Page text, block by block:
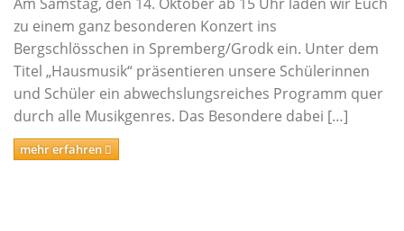
einem
vielfältigen
Angebot.
Förderverein
Lehrbereiche
Musikalische Grundausbildung
Musikgarten
Musikalische Früherziehung
zu einem ganz besonderen Konzert ins
Bergschlösschen in Spremberg/Grodk ein. Unter dem
Titel „Hausmusik“ präsentieren unsere Schülerinnen
und Schüler ein abwechslungsreiches Programm quer
durch alle Musikgenres. Das Besondere dabei […]
mehr erfahren